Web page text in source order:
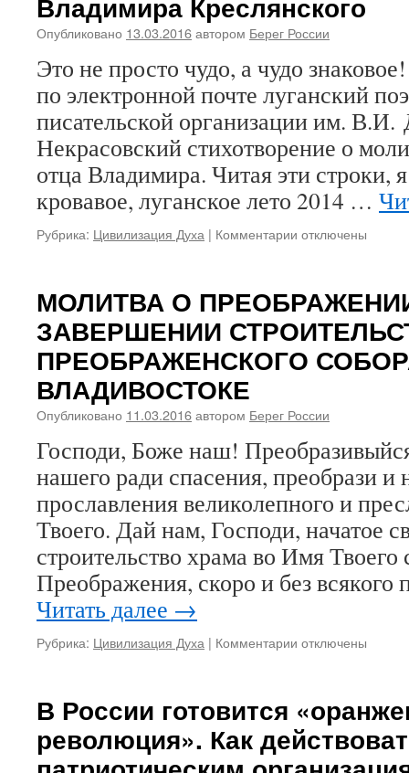
духовной
Опубликовано 13.03.2016автором Берег России
Это не просто чудо, а чудо
по электронной почте луганский
писательской организации им.
Некрасовский стихотворение о
отца Владимира. Читая эти строки,
кровавое, луганское лето 2014 …
Рубрика: Цивилизация Духа | Комментарии к
Краткий
очерк
о
молитвенном
Владимира
отключены
МОЛИТВА О
ЗАВЕРШЕНИИ
ПРЕОБРАЖЕНСКОГО
ВЛАДИВОСТОКЕ
Опубликовано 11.03.2016автором Берег России
Господи, Боже наш!
нашего ради спасения, преобрази
прославления великолепного и
Твоего. Дай нам, Господи, начатое
строительство храма во Имя Твоего
Преображения, скоро и без всякого
Читать далее →
Рубрика: Цивилизация Духа | Комментарии к
ПРЕОБРАЖЕНИИ
РОССИИ
И
отключены
В России готовится
революция». Как